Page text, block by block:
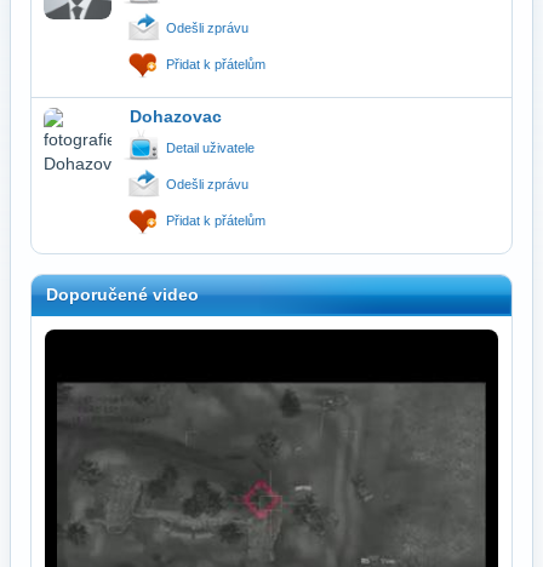
Odešli zprávu
Přidat k přátelům
Dohazovac
Detail uživatele
Odešli zprávu
Přidat k přátelům
Doporučené video